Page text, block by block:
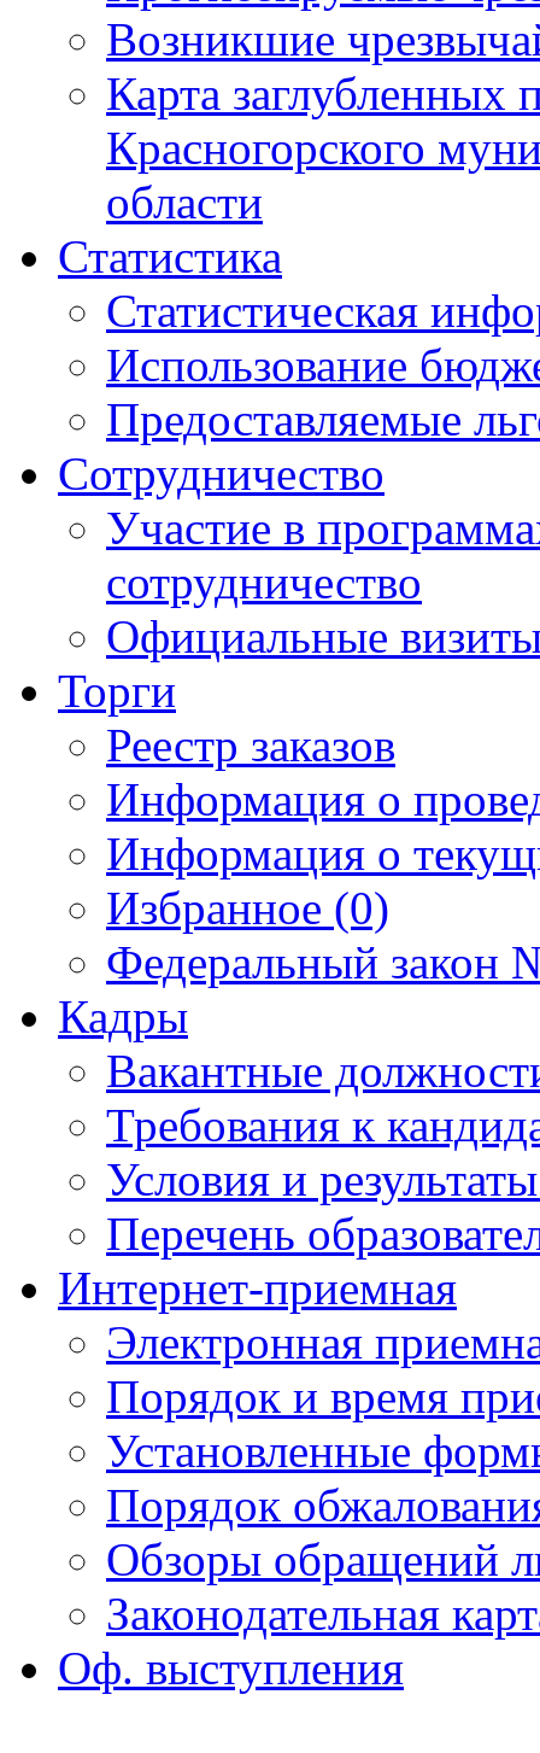
Возникшие
Карта
Красногорского
области
Статистика
Статистическая
Использование
Предоставляемые
Сотрудничество
Участие в
сотрудничество
Официальные
Торги
Реестр заказов
Информация о
Информация о
Избранное (0)
Федеральный закон
Кадры
Вакантные
Требования к
Условия и
Перечень
Интернет-приемная
Электронная
Порядок и время
Установленные
Порядок
Обзоры обращений
Законодательная
Оф. выступления